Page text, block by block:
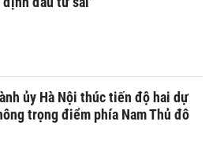
ủy Hà Nội thúc tiến độ hai dự
trọng điểm phía Nam Thủ đô